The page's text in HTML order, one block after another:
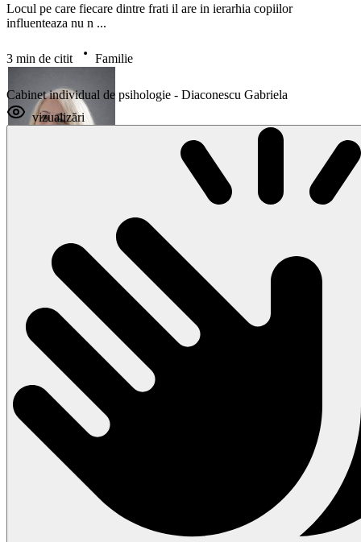
Locul pe care fiecare dintre frati il are in ierarhia copiilor
influenteaza nu n ...
3 min de citit Familie
Cabinet individual de psihologie - Diaconescu Gabriela
vizualizări